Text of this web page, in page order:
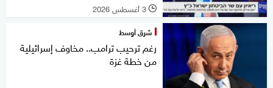
l 3 أغسطس 2026
شرق أوسط
رغم ترحيب ترامب.. مخاوف إسرائيلية
من خطة غزة